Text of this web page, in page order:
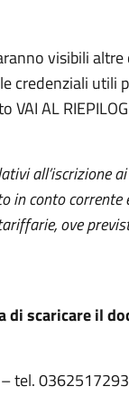
visibili
credenziali utili
AL
all’iscrizione
in conto
ove
scaricare il
– tel.